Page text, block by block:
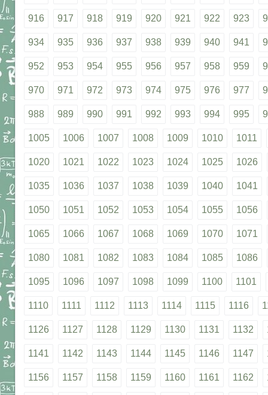
916 917 918 919 920 921 922 923
934 935 936 937 938 939 940 941
952 953 954 955 956 957 958 959
970 971 972 973 974 975 976 977
988 989 990 991 992 993 994 995
1005 1006 1007 1008 1009 1010 1011
1020 1021 1022 1023 1024 1025 1026
1035 1036 1037 1038 1039 1040 1041
1050 1051 1052 1053 1054 1055 1056
1065 1066 1067 1068 1069 1070 1071
1080 1081 1082 1083 1084 1085 1086
1095 1096 1097 1098 1099 1100 1101
1110 1111 1112 1113 1114 1115 1116
1126 1127 1128 1129 1130 1131 1132
1141 1142 1143 1144 1145 1146 1147
1156 1157 1158 1159 1160 1161 1162